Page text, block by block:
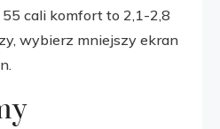
cali komfort to 2,1-2,8
wybierz mniejszy ekran